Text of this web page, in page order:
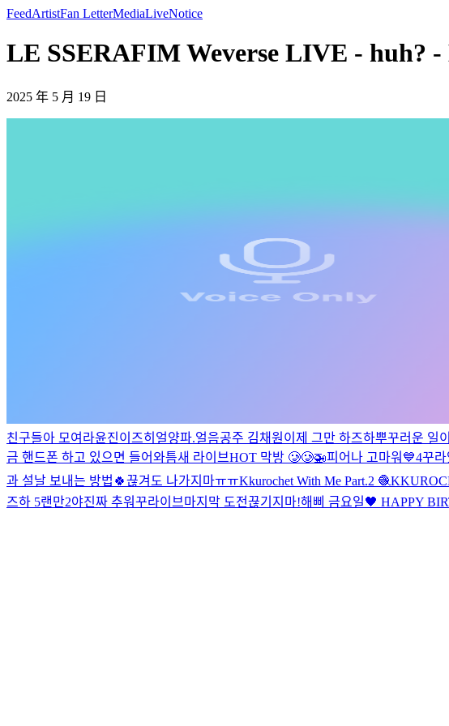
FeedArtistFan LetterMediaLiveNotice
LE SSERAFIM Weverse LIVE - huh?
2025 年 5 月 19 日
친구들아 모여라윤진이즈히얼양파.얼음공주 김채원이제 그만 하즈하뿌꾸러운 일
금 핸드폰 하고 있으면 들어와틈새 라이브HOT 막방 🥲🥲🚁피어나 고마워💙4꾸
과 설날 보내는 방법🍀끊겨도 나가지마ㅠㅠKkurochet With Me Part.2 🧶
즈하 5랜만2야진짜 추워꾸라이브마지막 도전끊기지마!해삐 금요일🖤 HAPPY